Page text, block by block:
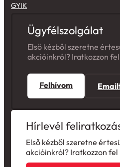
GYIK
Ügyfélszolgálat
Első kézből szeretne
akcióinkról? Iratkozzon
Felhívom
Hírlevél
Első kézből szeretne
akcióinkról? Iratkozzon